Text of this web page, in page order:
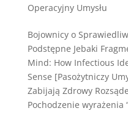
Operacyjny Umysłu
Bojownicy o
Podstępne Jebaki
Mind: How Infectious
Sense [Pasożytniczy
Zabijają Zdrowy
Pochodzenie wyrażenia